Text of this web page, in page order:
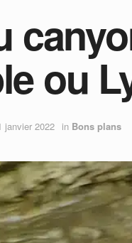
ou
janvier 2022 in Bons plans